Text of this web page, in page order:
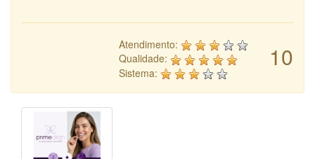
10
Atendimento:
Qualidade:
Sistema: